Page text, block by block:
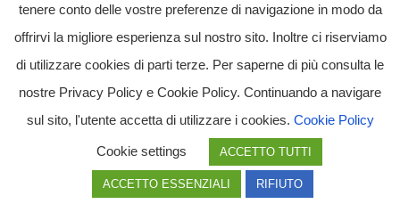
Tv Multimidia Srl - Via Giulio Natta, SNC, 80126, Napoli (NA).
giornalistica registrata presso il Tribunale di Santa Maria Capua Vetere CE. Tutti i diritti riservati.
tenere conto delle vostre preferenze di navigazione in modo da
offrirvi la migliore esperienza sul nostro sito. Inoltre ci riserviamo
di utilizzare cookies di parti terze. Per saperne di più consulta le
nostre Privacy Policy e Cookie Policy. Continuando a navigare
sul sito, l'utente accetta di utilizzare i cookies. Cookie Policy
Cookie settings ACCETTO TUTTI
ACCETTO ESSENZIALI RIFIUTO